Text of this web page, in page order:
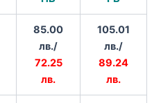
85.00
лв./
72.25
лв.
105.01
лв./
89.24
лв.